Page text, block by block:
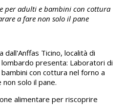
per adulti e bambini con cottura
a fare non solo il pane
dall'Anffas Ticino, località di
presenta: Laboratori di
con cottura nel forno a
solo il pane.
alimentare per riscoprire